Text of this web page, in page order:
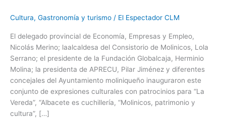
Cultura, Gastronomía y turismo / El Espectador CLM
El delegado provincial de Economía, Empresas y Empleo,
Nicolás Merino; laalcaldesa del Consistorio de Molinicos, Lola
Serrano; el presidente de la Fundación Globalcaja, Herminio
Molina; la presidenta de APRECU, Pilar Jiménez y diferentes
concejales del Ayuntamiento moliniqueño inauguraron este
conjunto de expresiones culturales con patrocinios para “La
Vereda”, “Albacete es cuchillería, “Molinicos, patrimonio y
cultura”, […]
urbano.